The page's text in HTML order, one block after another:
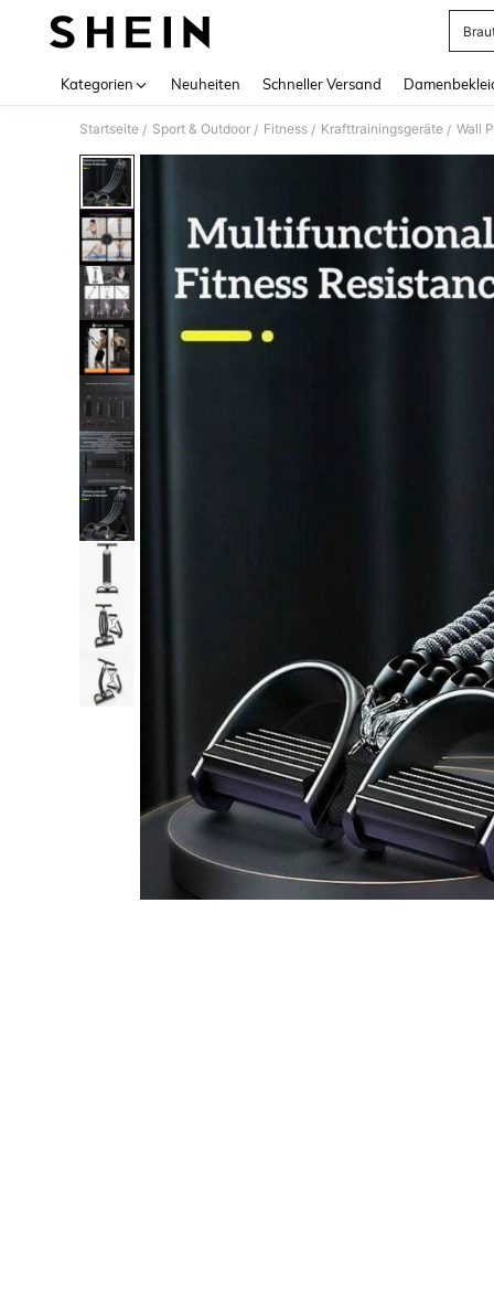
Kategorien Neuheiten Schneller Versand
Startseite / Sport & Outdoor / Fitness / Krafttrainingsgeräte / Wall